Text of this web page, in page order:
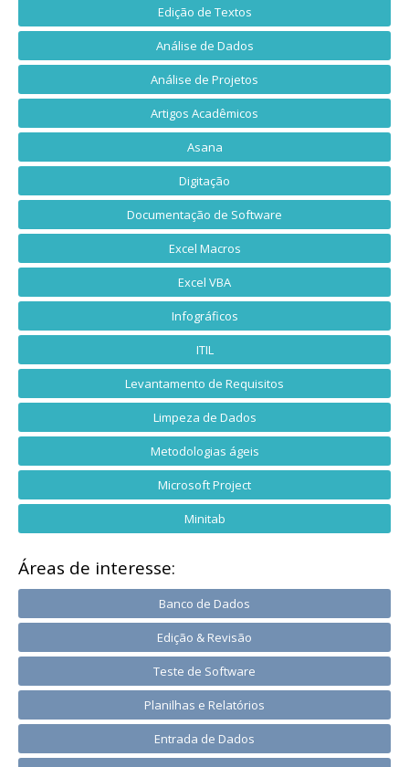
Edição de Textos
Análise de Dados
Análise de Projetos
Artigos Acadêmicos
Asana
Digitação
Documentação de Software
Excel Macros
Excel VBA
Infográficos
ITIL
Levantamento de Requisitos
Limpeza de Dados
Metodologias ágeis
Microsoft Project
Minitab
Áreas de interesse:
Banco de Dados
Edição & Revisão
Teste de Software
Planilhas e Relatórios
Entrada de Dados